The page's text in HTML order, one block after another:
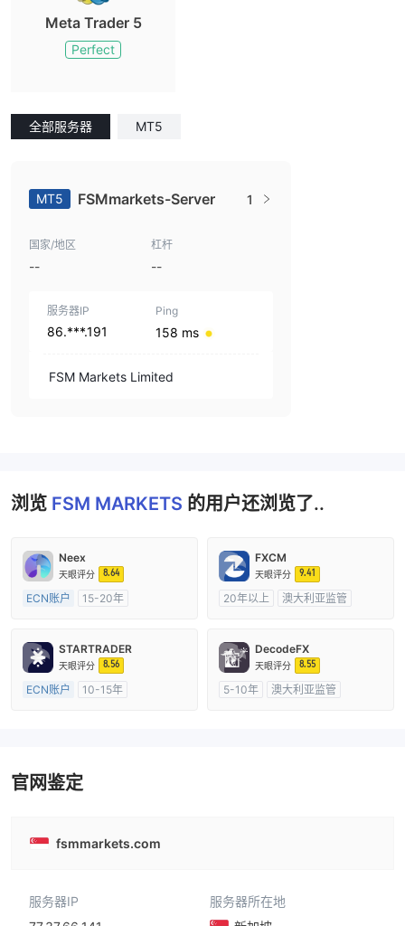
Meta Trader 5
Perfect
全部服务器 MT5
MT5 FSMmarkets-Server 1
国家/地区
--
杠杆
--
服务器IP
86.***.191
Ping
158 ms
FSM Markets Limited
浏览 FSM MARKETS 的用户还浏览了..
Neex
天眼评分 8.64
ECN账户
15-20年
主标MT4
FXCM
天眼评分 9.41
20年以上
澳大利亚监管
STARTRADER
天眼评分 8.56
ECN账户
10-15年
DecodeFX
天眼评分 8.55
5-10年
澳大利亚监管
官网鉴定
fsmmarkets.com
服务器IP
服务器所在地